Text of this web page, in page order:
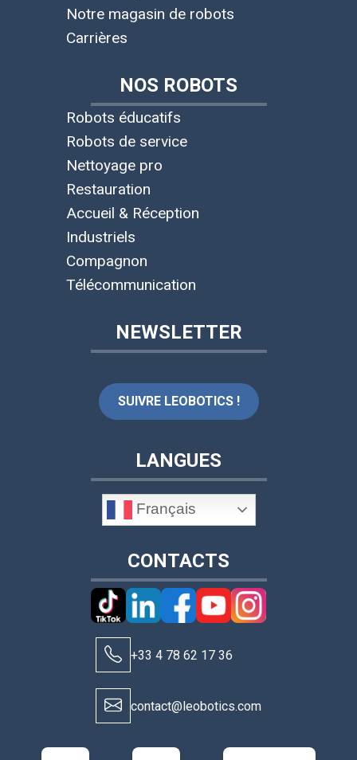
Notre magasin de robots
Carrières
NOS ROBOTS
Robots éducatifs
Robots de service
Nettoyage pro
Restauration
Accueil & Réception
Industriels
Compagnon
Télécommunication
NEWSLETTER
SUIVRE LEOBOTICS !
LANGUES
Français
CONTACTS
+33 4 78 62 17 36
contact@leobotics.com